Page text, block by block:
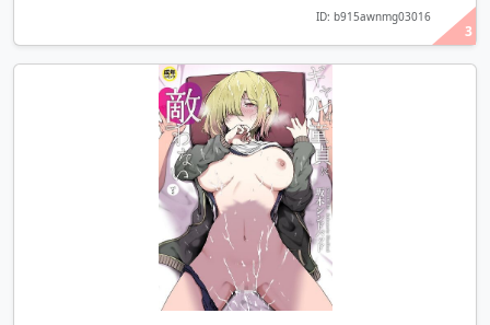
3
ID: b915awnmg03016